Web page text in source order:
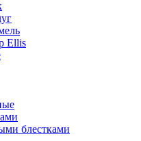
Ellis
блестками